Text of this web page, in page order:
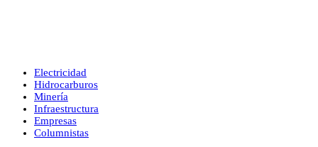
Electricidad
Hidrocarburos
Minería
Infraestructura
Empresas
Columnistas